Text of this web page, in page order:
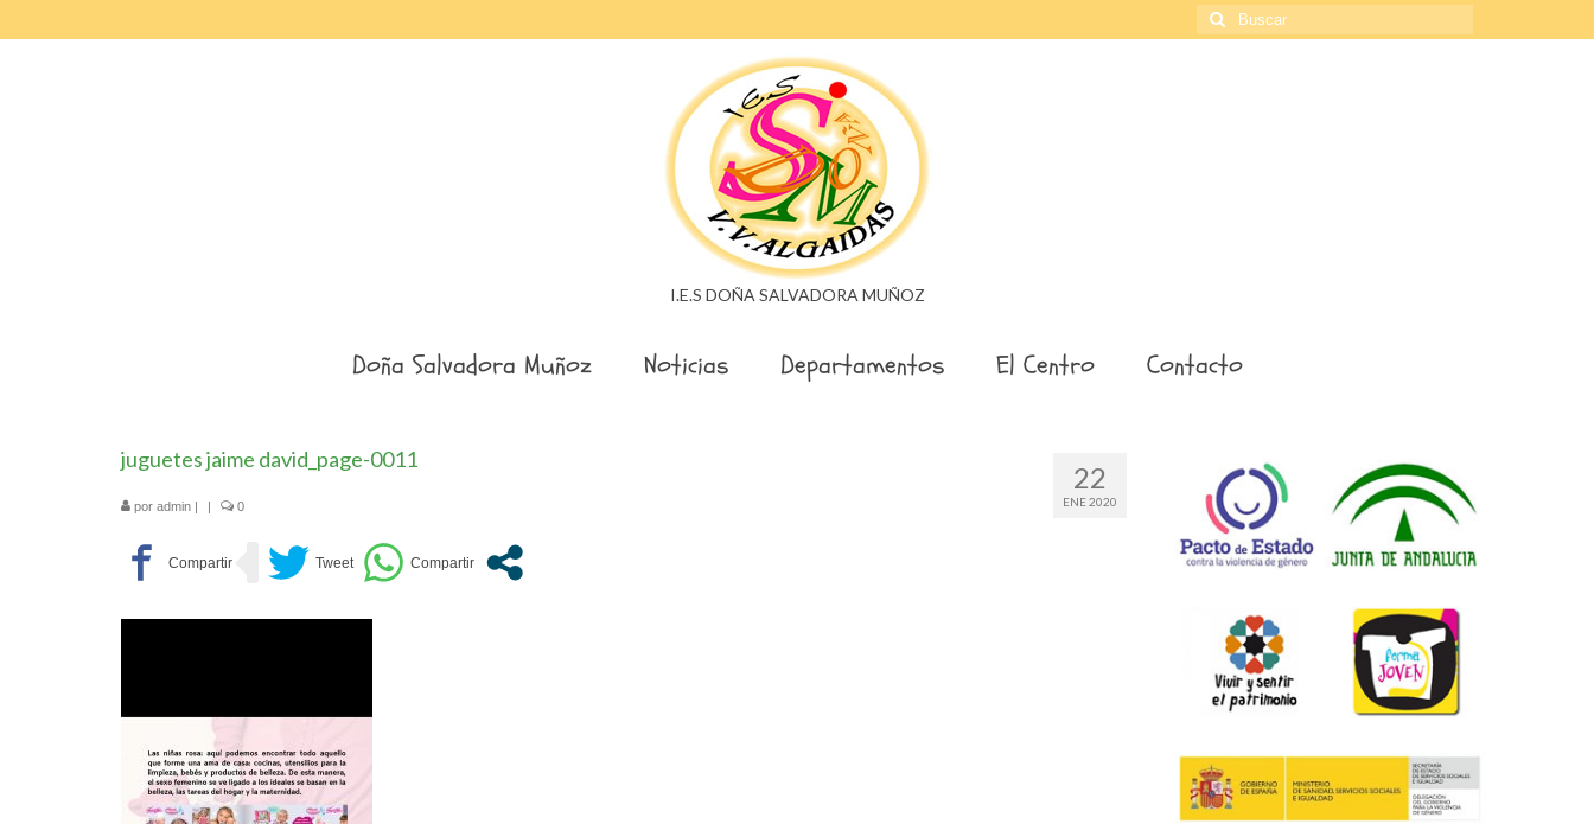
Buscar
por:
I.E.S DOÑA SALVADORA MUÑOZ
Doña Salvadora Muñoz Noticias Departamentos El Centro Contacto
22
ENE 2020
juguetes jaime david_page-0011
por admin | | 0